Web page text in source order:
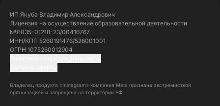
ИП Якуба Владимир Александрович
Лицензия на осуществление образовательной деятельности
№Л035-01218-23/00416767
ИНН/КПП 5260191476/526001001
ОГРН 1075260012904
Владелец продукта «Instagram» компания Meta признана экстремисткой
организацией и запрещена на территории РФ